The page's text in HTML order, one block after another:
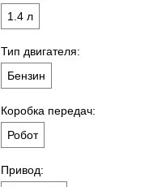
1.4 л
Тип двигателя:
Бензин
Коробка передач:
Робот
Привод: